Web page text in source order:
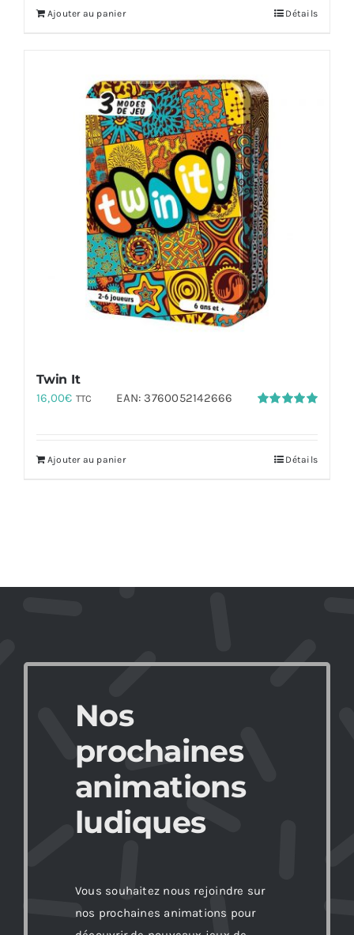
Ajouter au panier Détails
Twin It
16,00€ TTC EAN:3760052142666
Ajouter au panier Détails
Nos
prochaines
animations
ludiques
Vous souhaitez nous rejoindre sur
nos prochaines animations pour